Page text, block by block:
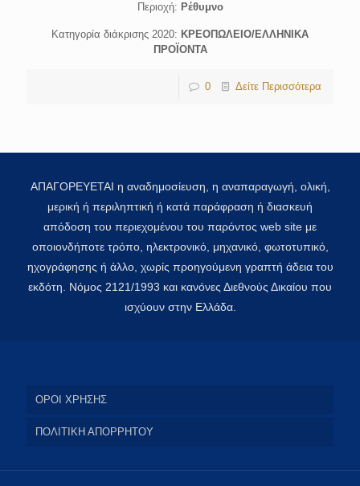
Περιοχή: Ρέθυμνο
Κατηγορία διάκρισης 2020: ΚΡΕΟΠΩΛΕΙΟ/ΕΛΛΗΝΙΚΑ
ΠΡΟΪΟΝΤΑ
0 Δείτε Περισσότερα
ΑΠΑΓΟΡΕΥΕΤΑΙ η αναδημοσίευση, η αναπαραγωγή, ολική,
μερική ή περιληπτική ή κατά παράφραση ή διασκευή
απόδοση του περιεχομένου του παρόντος web site με
οποιονδήποτε τρόπο, ηλεκτρονικό, μηχανικό, φωτοτυπικό,
ηχογράφησης ή άλλο, χωρίς προηγούμενη γραπτή άδεια του
εκδότη. Νόμος 2121/1993 και κανόνες Διεθνούς Δικαίου που
ισχύουν στην Ελλάδα.
ΟΡΟΙ ΧΡΗΣΗΣ
ΠΟΛΙΤΙΚΗ ΑΠΟΡΡΗΤΟΥ